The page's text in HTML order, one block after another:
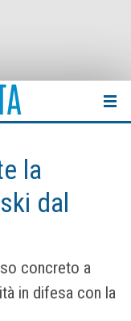
la
dal
concreto a
in difesa con la